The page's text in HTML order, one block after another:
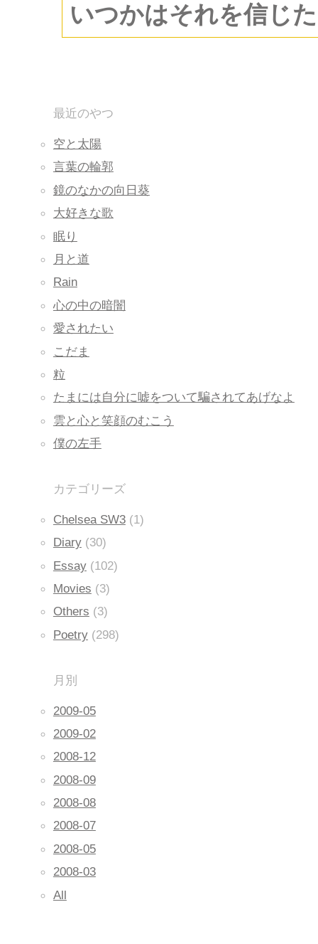
いつかはそれを信じ
最近のやつ
空と太陽
言葉の輪郭
鏡のなかの向日葵
大好きな歌
眠り
月と道
Rain
心の中の暗闇
愛されたい
こだま
粒
たまには自分に嘘をついて騙されてあげなよ
雲と心と笑顔のむこう
僕の左手
カテゴリーズ
Chelsea SW3(1)
Diary(30)
Essay(102)
Movies (3)
Others (3)
Poetry(298)
月別
2009-05
2009-02
2008-12
2008-09
2008-08
2008-07
2008-05
2008-03
All